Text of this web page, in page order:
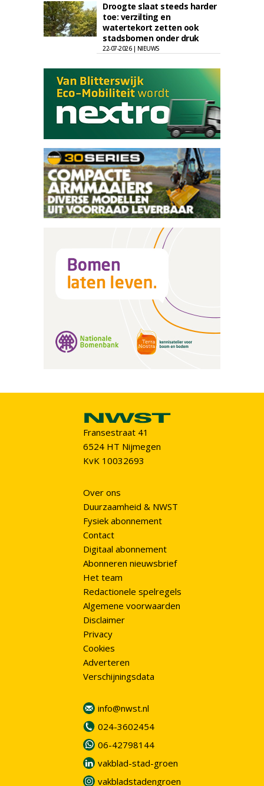
Droogte slaat steeds harder
toe: verzilting en
watertekort zetten ook
stadsbomen onder druk
22-07-2026 | NIEUWS
Fransestraat 41
6524 HT Nijmegen
KvK 10032693
Over ons
Duurzaamheid & NWST
Fysiek abonnement
Contact
Digitaal abonnement
Abonneren nieuwsbrief
Het team
Redactionele spelregels
Algemene voorwaarden
Disclaimer
Privacy
Cookies
Adverteren
Verschijningsdata
info@nwst.nl
024-3602454
06-42798144
vakblad-stad-groen
vakbladstadengroen